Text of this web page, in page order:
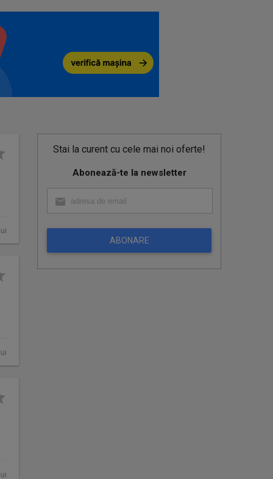
Stai la curent cu cele mai noi oferte!
Abonează-te la newsletter
ABONARE